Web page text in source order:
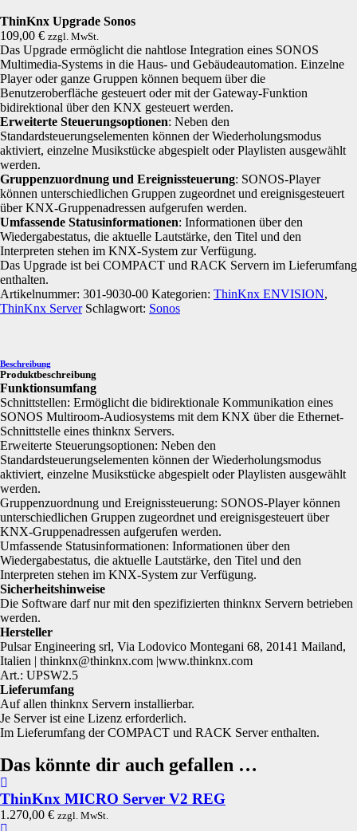
ThinKnx Upgrade Sonos
109,00 € zzgl. MwSt.
Das Upgrade ermöglicht die nahtlose Integration eines SONOS
Multimedia-Systems in die Haus- und Gebäudeautomation. Einzelne
Player oder ganze Gruppen können bequem über die
Benutzeroberfläche gesteuert oder mit der Gateway-Funktion
bidirektional über den KNX gesteuert werden.
Erweiterte Steuerungsoptionen: Neben den
Standardsteuerungselementen können der Wiederholungsmodus
aktiviert, einzelne Musikstücke abgespielt oder Playlisten ausgewählt
werden.
Gruppenzuordnung und Ereignissteuerung: SONOS-Player
können unterschiedlichen Gruppen zugeordnet und ereignisgesteuert
über KNX-Gruppenadressen aufgerufen werden.
Umfassende Statusinformationen: Informationen über den
Wiedergabestatus, die aktuelle Lautstärke, den Titel und den
Interpreten stehen im KNX-System zur Verfügung.
Das Upgrade ist bei COMPACT und RACK Servern im Lieferumfang
enthalten.
Artikelnummer: 301-9030-00 Kategorien: ThinKnx ENVISION,
ThinKnx Server Schlagwort: Sonos
Beschreibung
Produktbeschreibung
Funktionsumfang
Schnittstellen: Ermöglicht die bidirektionale Kommunikation eines
SONOS Multiroom-Audiosystems mit dem KNX über die Ethernet-
Schnittstelle eines thinknx Servers.
Erweiterte Steuerungsoptionen: Neben den
Standardsteuerungselementen können der Wiederholungsmodus
aktiviert, einzelne Musikstücke abgespielt oder Playlisten ausgewählt
werden.
Gruppenzuordnung und Ereignissteuerung: SONOS-Player können
unterschiedlichen Gruppen zugeordnet und ereignisgesteuert über
KNX-Gruppenadressen aufgerufen werden.
Umfassende Statusinformationen: Informationen über den
Wiedergabestatus, die aktuelle Lautstärke, den Titel und den
Interpreten stehen im KNX-System zur Verfügung.
Sicherheitshinweise
Die Software darf nur mit den spezifizierten thinknx Servern betrieben
werden.
Hersteller
Pulsar Engineering srl, Via Lodovico Montegani 68, 20141 Mailand,
Italien | thinknx@thinknx.com |www.thinknx.com
Art.: UPSW2.5
Lieferumfang
Auf allen thinknx Servern installierbar.
Je Server ist eine Lizenz erforderlich.
Im Lieferumfang der COMPACT und RACK Server enthalten.
Das könnte dir auch gefallen …
ThinKnx MICRO Server V2 REG
1.270,00 € zzgl. MwSt.